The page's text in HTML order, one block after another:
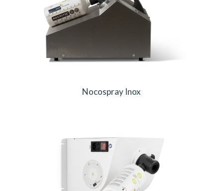
Nocospray Inox